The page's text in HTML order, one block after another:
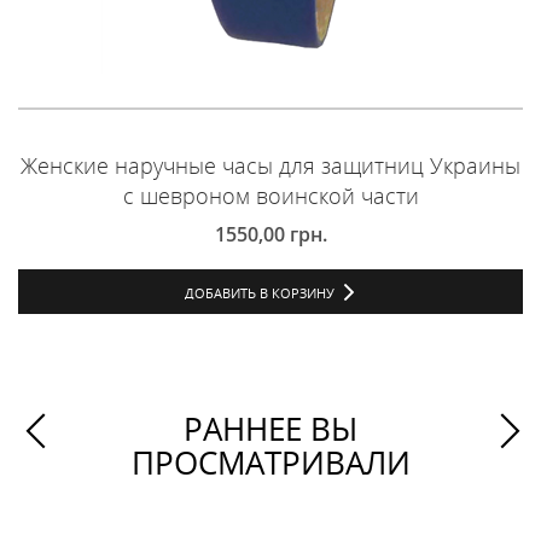
Женские наручные часы для защитниц Украины
с шевроном воинской части
1550,00 грн.
ДОБАВИТЬ В КОРЗИНУ
РАННЕЕ ВЫ
ПРОСМАТРИВАЛИ